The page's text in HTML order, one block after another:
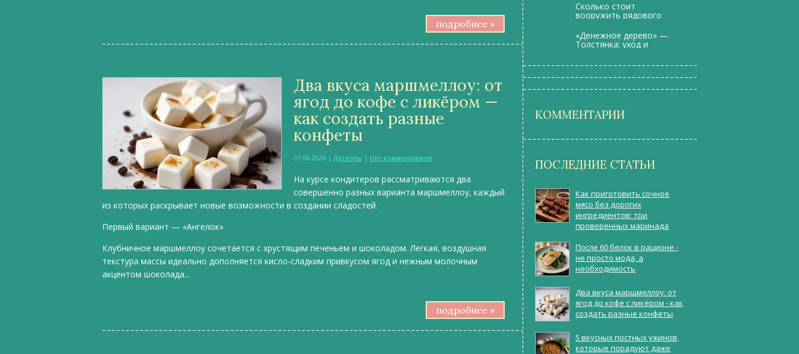
Сколько стоит
вооружить рядового
«Денежное дерево» —
Толстянка: уход и
КОММЕНТАРИИ
ПОСЛЕДНИЕ СТАТЬИ
Как приготовить сочное
мясо без дорогих
ингредиентов: три
проверенных маринада
После 60 белок в рационе -
не просто мода, а
необходимость
Два вкуса маршмеллоу: от
ягод до кофе с ликёром - как
создать разные конфеты
5 вкусных постных ужинов,
которые порадуют даже
подробнее »
Два вкуса маршмеллоу: от
ягод до кофе с ликёром —
как создать разные
конфеты
07.08.2026 | Десерты | Нет комментариев
На курсе кондитеров рассматриваются два
совершенно разных варианта маршмеллоу, каждый
из которых раскрывает новые возможности в создании сладостей.
Первый вариант — «Ангелок»
Клубничное маршмеллоу сочетается с хрустящим печеньем и шоколадом. Легкая, воздушная
текстура массы идеально дополняется кисло-сладким привкусом ягод и нежным молочным
акцентом шоколада...
подробнее »